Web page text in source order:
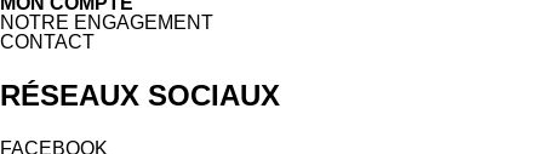
NOTRE ENGAGEMENT
CONTACT
RÉSEAUX SOCIAUX
FACEBOOK